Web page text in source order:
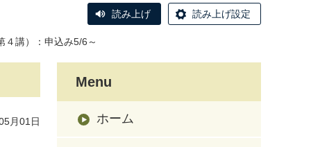
読み上げ 読み上げ設定
４講）：申込み5/6～
月01日
Menu
ホーム